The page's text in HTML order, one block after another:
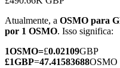
Derivativos de ações,
Atualmente, a OSMO para
por 1 OSMO. Isso significa:
1OSMO=£0.02109GBP
£1GBP=47.41583688OSMO